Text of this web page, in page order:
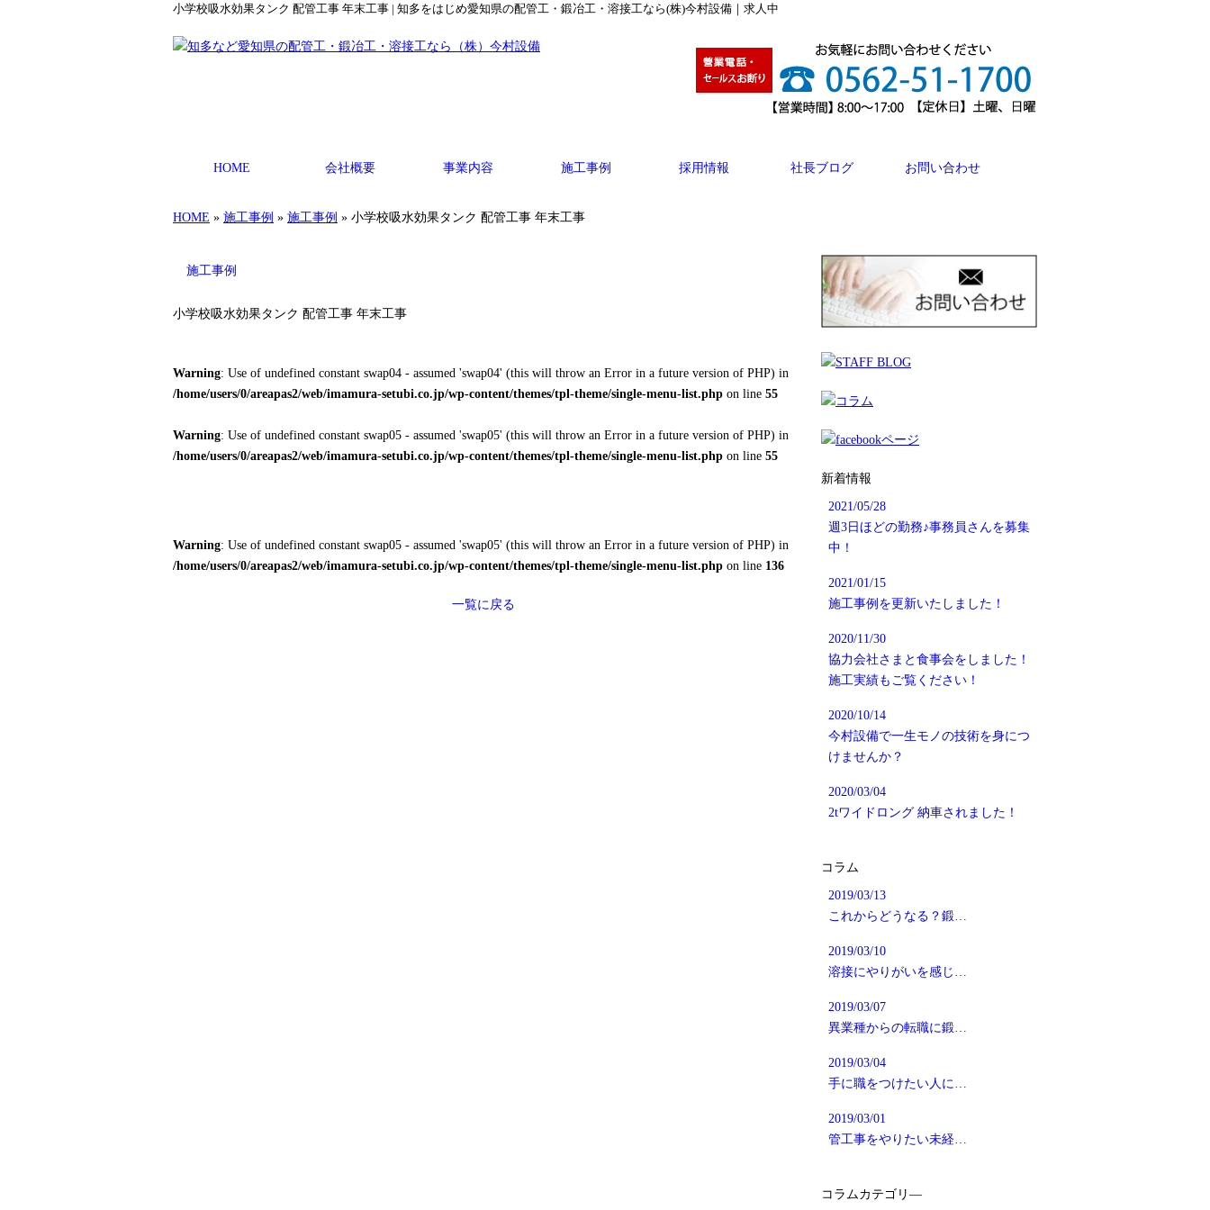
小学校吸水効果タンク 配管工事 年末工事 | 知多をはじめ愛知県の配管工・鍛冶工・溶接工なら(株)今村設備｜求人中
HOME 会社概要 事業内容 施工事例 採用情報 社長ブログ お問い合わせ
HOME » 施工事例 » 施工事例 » 小学校吸水効果タンク 配管工事 年末工事
施工事例
小学校吸水効果タンク 配管工事 年末工事
Warning: Use of undefined constant swap04 - assumed 'swap04' (this will throw an Error in a future version of PHP) in
/home/users/0/areapas2/web/imamura-setubi.co.jp/wp-content/themes/tpl-theme/single-menu-list.php on line 55
Warning: Use of undefined constant swap05 - assumed 'swap05' (this will throw an Error in a future version of PHP) in
/home/users/0/areapas2/web/imamura-setubi.co.jp/wp-content/themes/tpl-theme/single-menu-list.php on line 55
Warning: Use of undefined constant swap05 - assumed 'swap05' (this will throw an Error in a future version of PHP) in
/home/users/0/areapas2/web/imamura-setubi.co.jp/wp-content/themes/tpl-theme/single-menu-list.php on line 136
一覧に戻る
新着情報
2021/05/28
週3日ほどの勤務♪事務員さんを募集
中！
2021/01/15
施工事例を更新いたしました！
2020/11/30
協力会社さまと食事会をしました！
施工実績もご覧ください！
2020/10/14
今村設備で一生モノの技術を身につ
けませんか？
2020/03/04
2tワイドロング 納車されました！
コラム
2019/03/13
これからどうなる？鍛…
2019/03/10
溶接にやりがいを感じ…
2019/03/07
異業種からの転職に鍛…
2019/03/04
手に職をつけたい人に…
2019/03/01
管工事をやりたい未経…
コラムカテゴリ―